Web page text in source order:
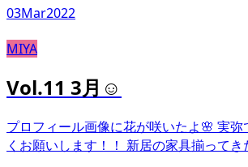
03Mar2022
MIYA
Vol.11 3月☺︎
プロフィール画像に花が咲いたよ🌸 実弥
くお願いします！！ 新居の家具揃ってき